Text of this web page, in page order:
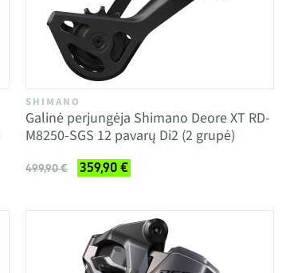
SHIMANO
Galinė perjungėja Shimano Deore XT RD-
M8250-SGS 12 pavarų Di2 (2 grupė)
499,90 € 359,90 €